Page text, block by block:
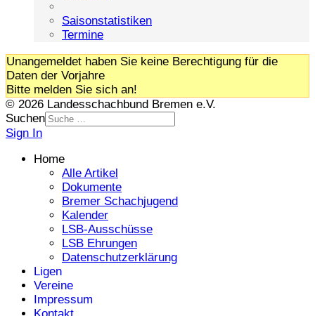
Saisonstatistiken
Termine
Unangemeldet haben Sie keine Berechtigung für die
Daten der Vorjahre
Bitte melden Sie sich an!
© 2026 Landesschachbund Bremen e.V.
Suchen
Sign In
Home
Alle Artikel
Dokumente
Bremer Schachjugend
Kalender
LSB-Ausschüsse
LSB Ehrungen
Datenschutzerklärung
Ligen
Vereine
Impressum
Kontakt